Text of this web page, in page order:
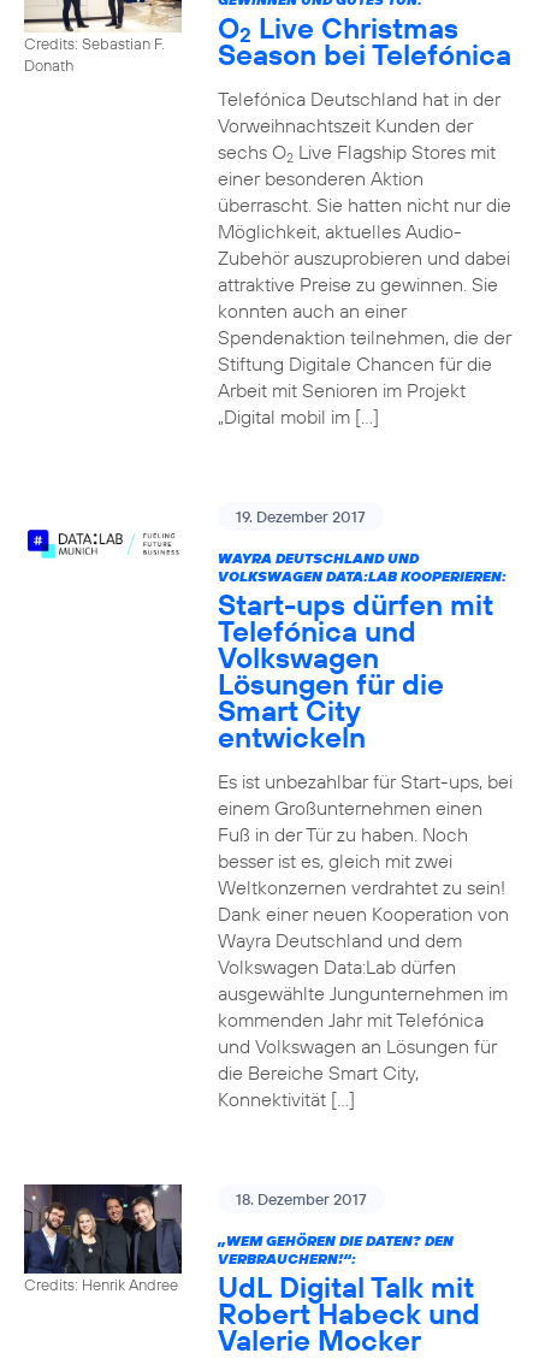
Credits: Sebastian F.
Donath
O2 Live Christmas
Season bei Telefónica
Telefónica Deutschland hat in der
Vorweihnachtszeit Kunden der
sechs O2Live Flagship Stores mit
einer besonderen Aktion
überrascht. Sie hatten nicht nur die
Möglichkeit, aktuelles Audio-
Zubehör auszuprobieren und dabei
attraktive Preise zu gewinnen. Sie
konnten auch an einer
Spendenaktion teilnehmen, die der
Stiftung Digitale Chancen für die
Arbeit mit Senioren im Projekt
„Digital mobil im […]
19. Dezember 2017
WAYRA DEUTSCHLAND UND
VOLKSWAGEN DATA:LAB KOOPERIEREN:
Start-ups dürfen mit
Telefónica und
Volkswagen
Lösungen für die
Smart City
entwickeln
Es ist unbezahlbar für Start-ups, bei
einem Großunternehmen einen
Fuß in der Tür zu haben. Noch
besser ist es, gleich mit zwei
Weltkonzernen verdrahtet zu sein!
Dank einer neuen Kooperation von
Wayra Deutschland und dem
Volkswagen Data:Lab dürfen
ausgewählte Jungunternehmen im
kommenden Jahr mit Telefónica
und Volkswagen an Lösungen für
die Bereiche Smart City,
Konnektivität […]
Credits: Henrik Andree
18. Dezember 2017
„WEM GEHÖREN DIE DATEN? DEN
VERBRAUCHERN!“:
UdL Digital Talk mit
Robert Habeck und
Valerie Mocker